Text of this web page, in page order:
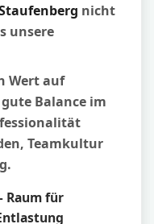
nicht
unsere
Wert auf
Balance im
Teamkultur
Raum für